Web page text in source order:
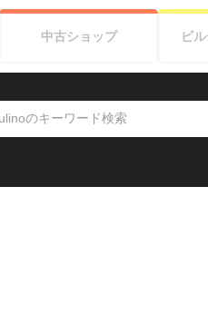
中古ショップ ビ